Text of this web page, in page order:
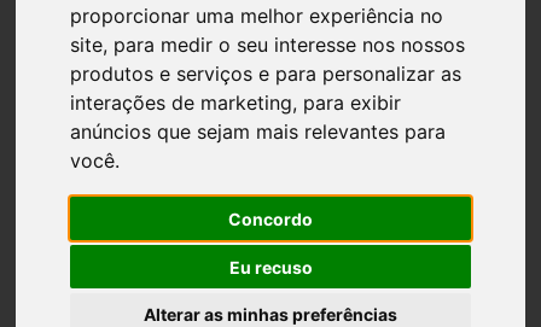
proporcionar uma melhor experiência no
site, para medir o seu interesse nos nossos
produtos e serviços e para personalizar as
interações de marketing, para exibir
anúncios que sejam mais relevantes para
você.
Concordo
Eu recuso
Alterar as minhas preferências